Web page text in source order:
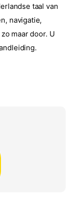
taal van
navigatie,
maar door. U